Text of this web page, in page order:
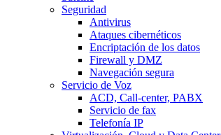
Seguridad
Antivirus
Ataques cibernéticos
Encriptación de los datos
Firewall y DMZ
Navegación segura
Servicio de Voz
ACD, Call-center, PABX
Servicio de fax
Telefonía IP